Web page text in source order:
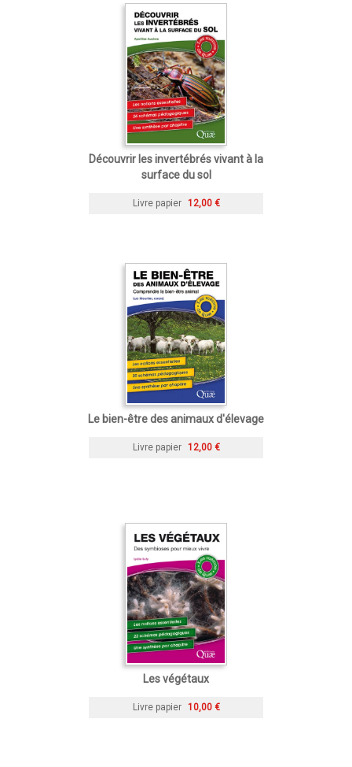
Découvrir les invertébrés vivant à la
surface du sol
Livre papier 12,00 €
Le bien-être des animaux d'élevage
Livre papier 12,00 €
Les végétaux
Livre papier 10,00 €